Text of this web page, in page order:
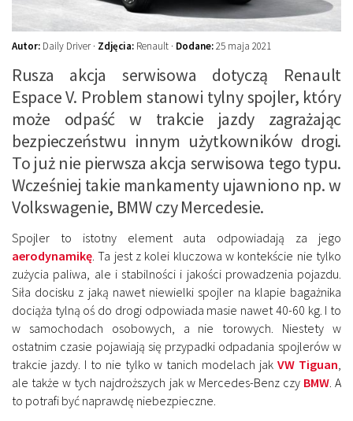
Autor: Daily Driver · Zdjęcia: Renault · Dodane:25 maja 2021
Rusza akcja serwisowa dotyczą Renault
Espace V. Problem stanowi tylny spojler, który
może odpaść w trakcie jazdy zagrażając
bezpieczeństwu innym użytkowników drogi.
To już nie pierwsza akcja serwisowa tego typu.
Wcześniej takie mankamenty ujawniono np. w
Volkswagenie, BMW czy Mercedesie.
Spojler to istotny element auta odpowiadają za jego
aerodynamikę . Ta jest z kolei kluczowa w kontekście nie tylko
zużycia paliwa, ale i stabilności i jakości prowadzenia pojazdu.
Siła docisku z jaką nawet niewielki spojler na klapie bagażnika
dociąża tylną oś do drogi odpowiada masie nawet 40-60 kg. I to
w samochodach osobowych, a nie torowych. Niestety w
ostatnim czasie pojawiają się przypadki odpadania spojlerów w
trakcie jazdy. I to nie tylko w tanich modelach jak VW Tiguan
ale także w tych najdroższych jak w Mercedes-Benz czy BMW. A
to potrafi być naprawdę niebezpieczne.